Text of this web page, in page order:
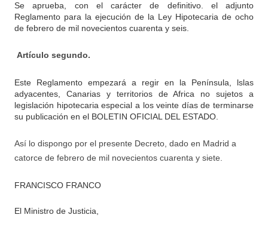
Se aprueba, con el carácter de definitivo. el adjunto
Reglamento para la ejecución de la Ley Hipotecaria de ocho
de febrero de mil novecientos cuarenta y seis.
Artículo segundo.
Este Reglamento empezará a regir en la Península, lslas
adyacentes, Canarias y territorios de Africa no sujetos a
legislación hipotecaria especial a los veinte días de terminarse
su publicación en el BOLETIN OFICIAL DEL ESTADO.
Así lo dispongo por el presente Decreto, dado en Madrid a
catorce de febrero de mil novecientos cuarenta y siete.
FRANCISCO FRANCO
El Ministro de Justicia,